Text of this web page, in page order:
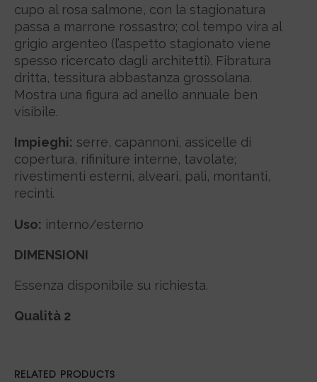
cupo al rosa salmone, con la stagionatura
passa a marrone rossastro; col tempo vira al
grigio argenteo (l’aspetto stagionato viene
spesso ricercato dagli architetti). Fibratura
dritta, tessitura abbastanza grossolana.
Mostra una figura ad anello annuale ben
visibile.
Impieghi: serre, capannoni, assicelle di
copertura, rifiniture interne, tavolate;
rivestimenti esterni, alveari, pali, montanti,
recinti.
Uso: interno/esterno
DIMENSIONI
Essenza disponibile su richiesta.
Qualità 2
RELATED PRODUCTS